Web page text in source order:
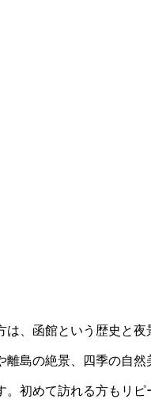
は、函館という歴史と夜
離島の絶景、四季の自然
。初めて訪れる方もリピ